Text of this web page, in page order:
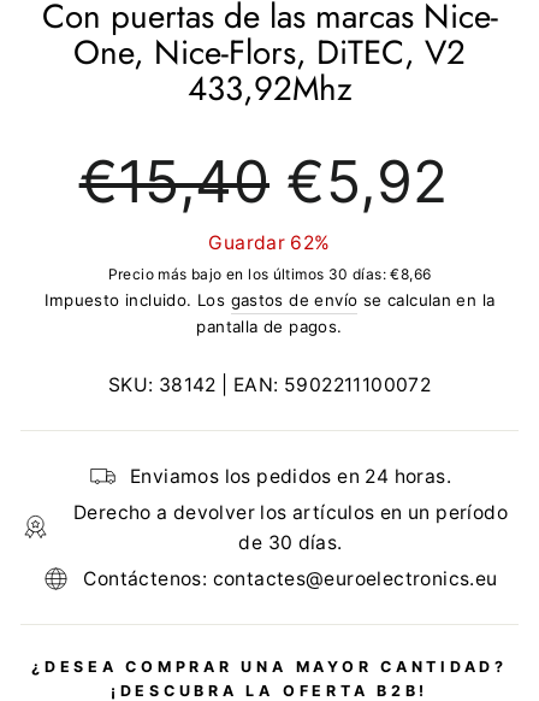
Con puertas de las marcas Nice-
One, Nice-Flors, DiTEC, V2
433,92Mhz
regular
€15,40
de
oferta
€5,92
Guardar 62%
Precio más bajo en los últimos 30 días:€8,66
Impuesto incluido. Los gastos de envío se calculan en la
pantalla de pagos.
SKU: 38142 | EAN: 5902211100072
Enviamos los pedidos en 24 horas.
Derecho a devolver los artículos en un período
de 30 días.
Contáctenos: contactes@euroelectronics.eu
¿DESEA COMPRAR UNA MAYOR CANTIDAD?
¡DESCUBRA LA OFERTA B2B!